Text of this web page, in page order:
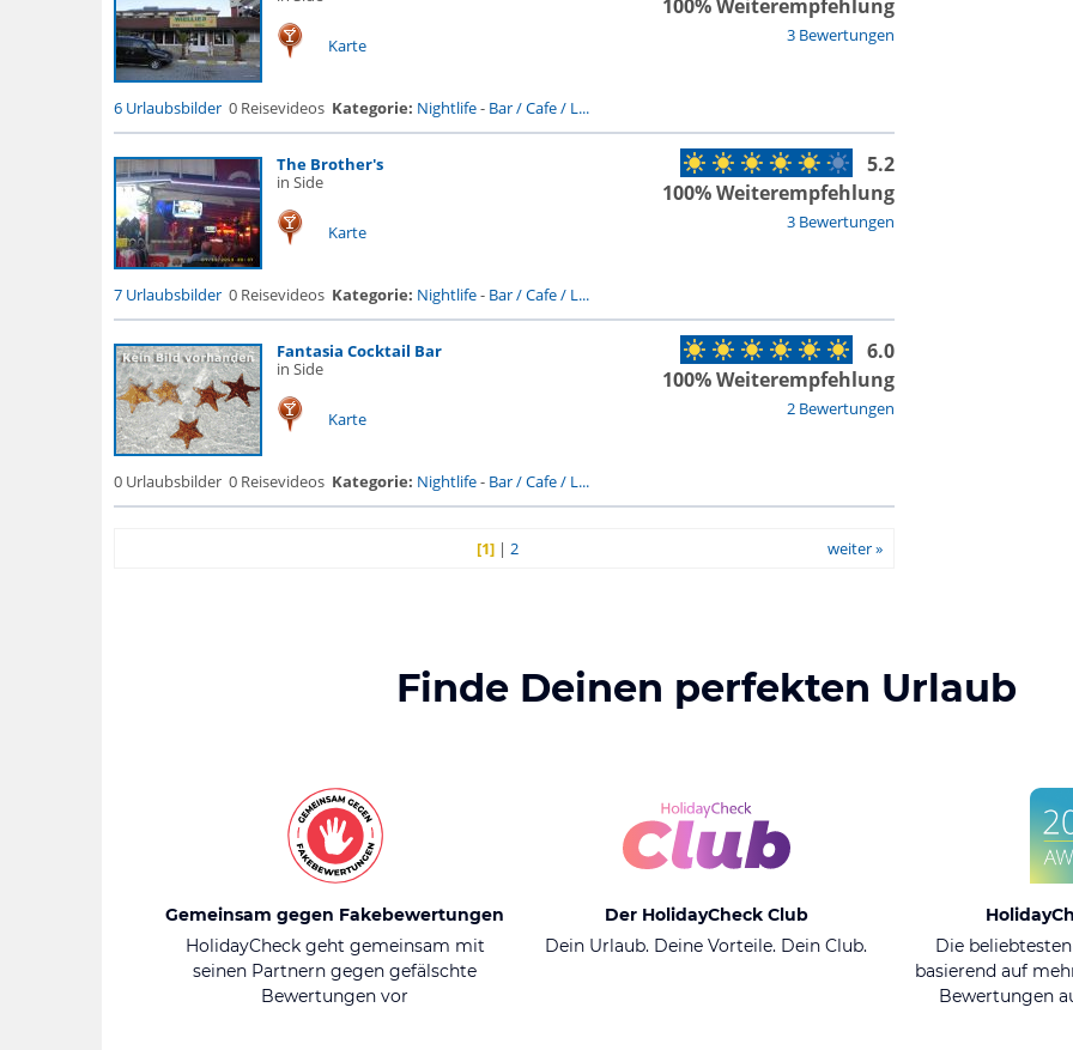
Karte 3 Bewertungen
100% Weiterempfehlung
6 Urlaubsbilder 0 Reisevideos Kategorie: Nightlife- Bar / Cafe / L...
The Brother's
in Side
Karte 3 Bewertungen
5.2
100% Weiterempfehlung
7 Urlaubsbilder 0 Reisevideos Kategorie: Nightlife- Bar / Cafe / L...
Fantasia Cocktail Bar
in Side
Karte 2 Bewertungen
6.0
100% Weiterempfehlung
0 Urlaubsbilder 0 Reisevideos Kategorie: Nightlife- Bar / Cafe / L...
[1]| 2 weiter »
Finde Deinen perfekten Urlaub
Gemeinsam gegen Fakebewertungen
HolidayCheck geht gemeinsam mit
seinen Partnern gegen gefälschte
Bewertungen vor
Der HolidayCheck Club
Dein Urlaub. Deine Vorteile. Dein Club.
Die
basierend auf
Bewertungen